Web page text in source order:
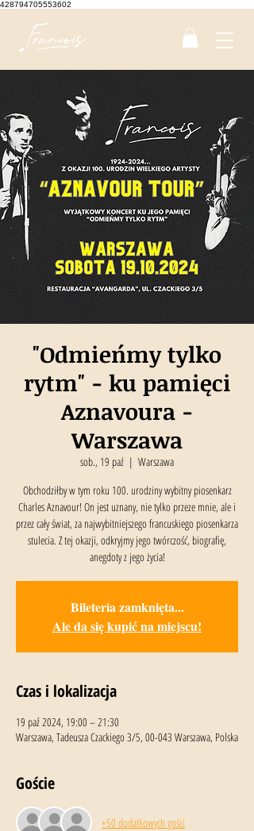
428794705553602
"Odmieńmy tylko
rytm" - ku pamięci
Aznavoura -
Warszawa
sob., 19 paź
  |
Warszawa
Obchodziłby w tym roku 100. urodziny wybitny piosenkarz
Charles Aznavour! On jest uznany, nie tylko przeze mnie, ale i
przez cały świat, za najwybitniejszego francuskiego piosenkarza
stulecia. Z tej okazji, odkryjmy jego twórczość, biografię,
anegdoty z jego życia!
Bileteria zamknięta...
Ale da się kupić na miejscu!
Czas i lokalizacja
19 paź 2024, 19:00 – 21:30
Warszawa, Tadeusza Czackiego 3/5, 00-043 Warszawa, Polska
Goście
+50 dodatkowych gości